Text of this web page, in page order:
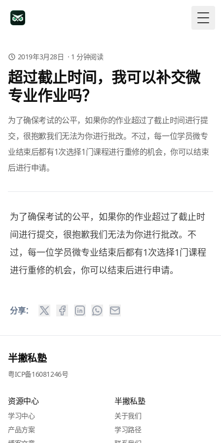
2019年3月28日 · 1 分钟阅读
超过截止时间，我可以补交微
专业作业吗？
为了确保考试的公平，如果你的作业超过了截止时间进行提
交，很抱歉我们无法为你进行批改。不过，每一位学员微专
业结束后都有1次选择1门课程进行重修的机会，你可以结束
后进行申请。
为了确保考试的公平，如果你的作业超过了截止时
间进行提交，很抱歉我们无法为你进行批改。不
过，每一位学员微专业结束后都有1次选择1门课程
进行重修的机会，你可以结束后进行申请。
分享：
半撇私塾
粤ICP备16081246号
资源中心
学习中心
产品方案
半撇私塾
关于我们
学习路径